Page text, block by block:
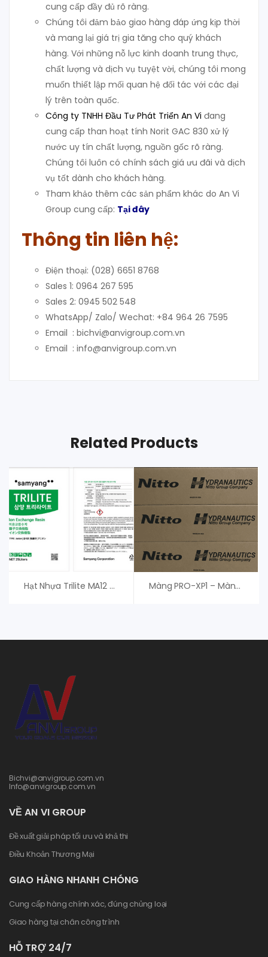
cung cấp đầy đủ rõ ràng.
Chúng tôi đảm bảo giao hàng đáp ứng kịp thời
và mang lại giá trị gia tăng cho quý khách
hàng. Với những nỗ lực kinh doanh trung thực,
chất lượng và dịch vụ tuyệt vời, chúng tôi mong
muốn thiết lập mối quan hệ đối tác với các đại
lý trên toàn quốc.
Công ty TNHH Đầu Tư Phát Triển An Vi đang
cung cấp than hoạt tính Norit GAC 830 xử lý
nước uy tín chất lượng, nguồn gốc rõ ràng.
Chúng tôi luôn có chính sách giá ưu đãi và dịch
vụ tốt dành cho khách hàng.
Tham khảo thêm các sản phẩm khác do An Vi
Group cung cấp: Tại đây
Thông tin liên hệ:
Điện thoại: (028) 6651 8768
Sales 1: 0964 267 595
Sales 2: 0945 502 548
WhatsApp/ Zalo/ Wechat: +84 964 26 7595
Email : bichvi@anvigroup.com.vn
Email : info@anvigroup.com.vn
Related Products
Hạt Nhựa Trilite MA12 Samyang Hàn Quốc Màng PRO-XP1 – Màng RO Nitto Denko Hydranautics
Bichvi@anvigroup.com.vn
Info@anvigroup.com.vn
VỀ AN VI GROUP
Đề xuất giải pháp tối ưu và khả thi
Điều Khoản Thương Mại
GIAO HÀNG NHANH CHÓNG
Cung cấp hàng chính xác, đúng chủng loại
Giao hàng tại chân công trình
HỖ TRỢ 24/7